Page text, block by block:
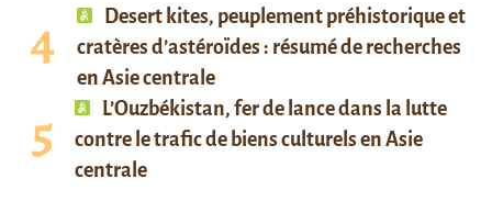
Desert kites, peuplement préhistorique et
cratères d’astéroïdes : résumé de recherches
en Asie centrale
L’Ouzbékistan, fer de lance dans la lutte
contre le trafic de biens culturels en Asie
centrale